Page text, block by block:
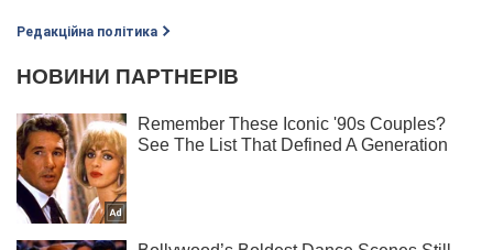
Редакційна політика